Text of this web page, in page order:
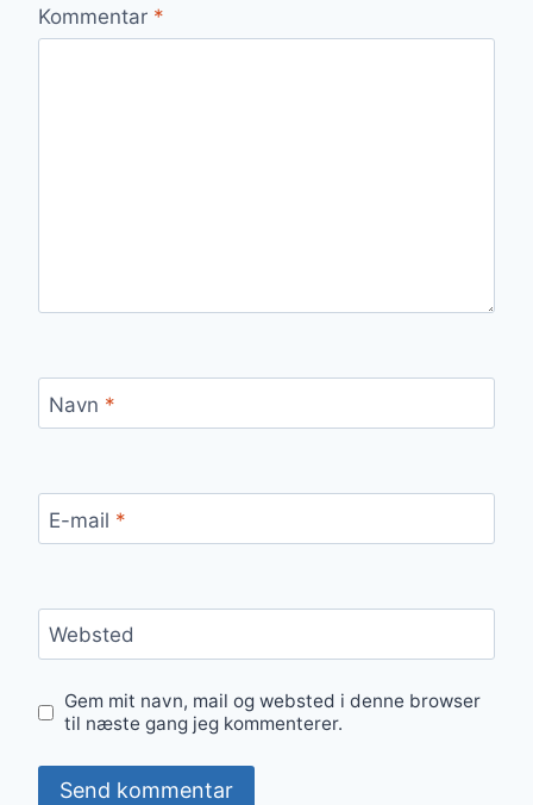
Kommentar *
Navn *
E-mail *
Websted
Gem mit navn, mail og websted i denne browser
til næste gang jeg kommenterer.